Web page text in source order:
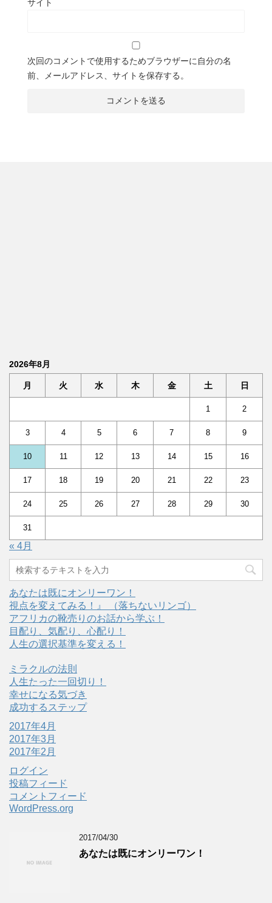
サイト
次回のコメントで使用するためブラウザーに自分の名
前、メールアドレス、サイトを保存する。
2026年8月
月 火 水 木 金 土 日
1 2
3 4 5 6 7 8 9
10 11 12 13 14 15 16
17 18 19 20 21 22 23
24 25 26 27 28 29 30
31
« 4月
あなたは既にオンリーワン！
視点を変えてみる！』 （落ちないリンゴ）
アフリカの靴売りのお話から学ぶ！
目配り、気配り、心配り！
人生の選択基準を変える！
ミラクルの法則
人生たった一回切り！
幸せになる気づき
成功するステップ
2017年4月
2017年3月
2017年2月
ログイン
投稿フィード
コメントフィード
WordPress.org
2017/04/30
あなたは既にオンリーワン！